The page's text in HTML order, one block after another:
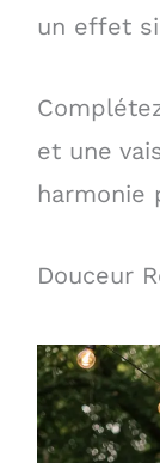
un effet
et une
harmonie
Douceur